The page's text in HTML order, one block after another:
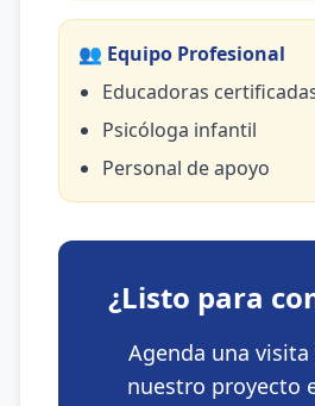
👥 Equipo Profesional
Educadoras
Psicóloga infantil
Personal de apoyo
¿Listo para
Agenda una visita
nuestro proyecto